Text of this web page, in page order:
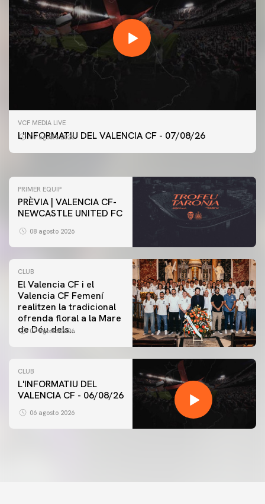
VCF MEDIA LIVE
L'INFORMATIU DEL VALENCIA CF - 07/08/26
07 agosto 2026
PRIMER EQUIP
ENTRENAMENT DEL VALENCIA CF 7/8/2026
PRIMER EQUIP
PRÈVIA | VALENCIA CF-
NEWCASTLE UNITED FC
08 agosto 2026
CLUB
El Valencia CF i el
Valencia CF Femení
realitzen la tradicional
ofrenda floral a la Mare
de Déu dels
07 agosto 2026
CLUB
L'INFORMATIU DEL
VALENCIA CF - 06/08/26
06 agosto 2026